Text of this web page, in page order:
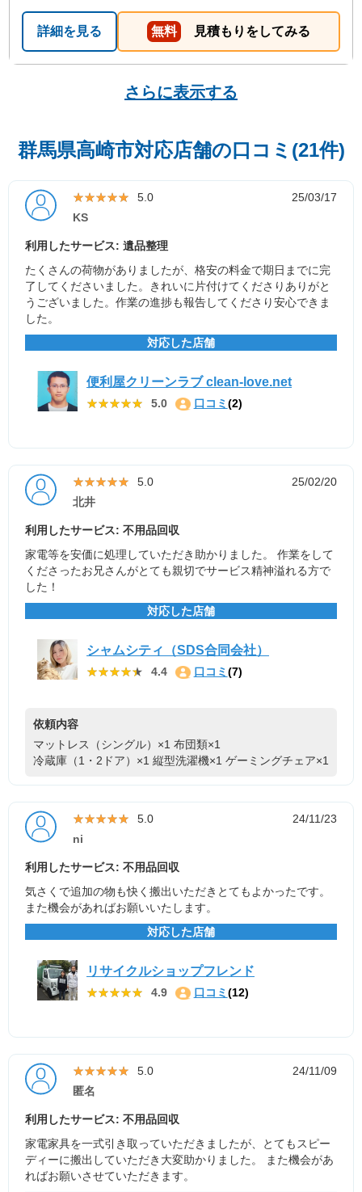
詳細を見る 無料 見積もりをしてみる
さらに表示する
群馬県高崎市対応店舗の口コミ(21件)
★★★★★
★★★★★ 5.0
25/03/17
KS
利用したサービス: 遺品整理
たくさんの荷物がありましたが、格安の料金で期日までに完
了してくださいました。きれいに片付けてくださりありがと
うございました。作業の進捗も報告してくださり安心できま
した。
対応した店舗
便利屋クリーンラブ clean-love.net
★★★★★
★★★★★ 5.0 口コミ (2)
★★★★★
★★★★★ 5.0
25/02/20
北井
利用したサービス: 不用品回収
家電等を安価に処理していただき助かりました。 作業をして
くださったお兄さんがとても親切でサービス精神溢れる方で
した！
対応した店舗
シャムシティ（SDS合同会社）
★★★★★
★★★★★ 4.4 口コミ (7)
依頼内容
マットレス（シングル）×1 布団類×1
冷蔵庫（1・2ドア）×1 縦型洗濯機×1 ゲーミングチェア×1
★★★★★
★★★★★ 5.0
24/11/23
ni
利用したサービス: 不用品回収
気さくで追加の物も快く搬出いただきとてもよかったです。
また機会があればお願いいたします。
対応した店舗
リサイクルショップフレンド
★★★★★
★★★★★ 4.9 口コミ (12)
★★★★★
★★★★★ 5.0
24/11/09
匿名
利用したサービス: 不用品回収
家電家具を一式引き取っていただきましたが、とてもスピー
ディーに搬出していただき大変助かりました。 また機会があ
ればお願いさせていただきます。